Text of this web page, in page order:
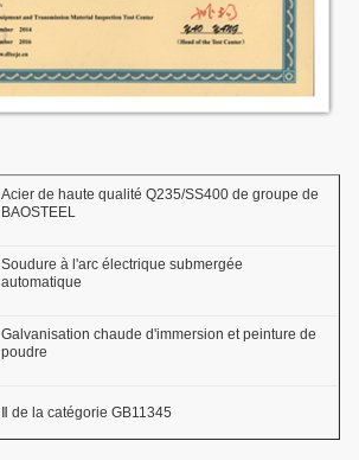
Acier de haute qualité Q235/SS400 de groupe de
BAOSTEEL
Soudure à l'arc électrique submergée
automatique
Galvanisation chaude d'immersion et peinture de
poudre
Ⅱ de la catégorie GB11345